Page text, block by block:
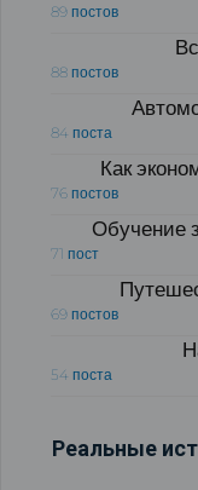
89 постов
88 постов
84 поста
Как
76 постов
Обучение
71 пост
69 постов
54 поста
Реальные